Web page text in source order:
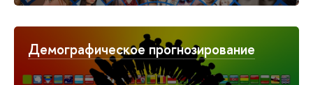
Демографическое прогнозирование